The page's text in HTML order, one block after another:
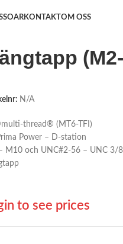
KONTAKTOM OSS
N/A
thread® (MT6-TFI)
Power – D-station
M10 och UNC#2-56 – UNC 3/
to see prices